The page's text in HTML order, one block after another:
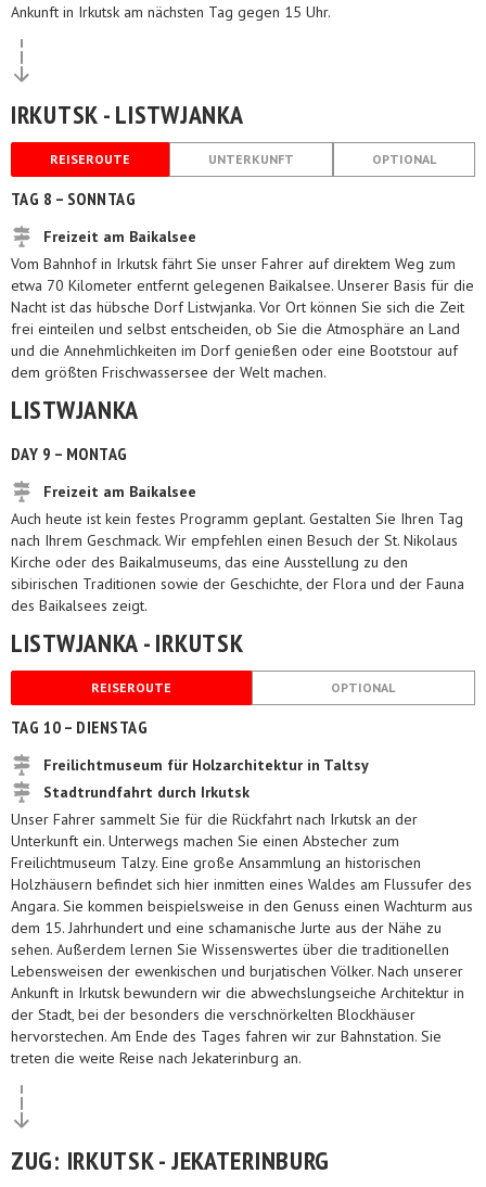
Ankunft in Irkutsk am nächsten Tag gegen 15 Uhr.
IRKUTSK - LISTWJANKA
REISEROUTE UNTERKUNFT OPTIONAL
TAG 8 – SONNTAG
Freizeit am Baikalsee
Vom Bahnhof in Irkutsk fährt Sie unser Fahrer auf direktem Weg zum
etwa 70 Kilometer entfernt gelegenen Baikalsee. Unserer Basis für die
Nacht ist das hübsche Dorf Listwjanka. Vor Ort können Sie sich die Zeit
frei einteilen und selbst entscheiden, ob Sie die Atmosphäre an Land
und die Annehmlichkeiten im Dorf genießen oder eine Bootstour auf
dem größten Frischwassersee der Welt machen.
LISTWJANKA
DAY 9 – MONTAG
Freizeit am Baikalsee
Auch heute ist kein festes Programm geplant. Gestalten Sie Ihren Tag
nach Ihrem Geschmack. Wir empfehlen einen Besuch der St. Nikolaus
Kirche oder des Baikalmuseums, das eine Ausstellung zu den
sibirischen Traditionen sowie der Geschichte, der Flora und der Fauna
des Baikalsees zeigt.
LISTWJANKA - IRKUTSK
REISEROUTE OPTIONAL
TAG 10 – DIENSTAG
Freilichtmuseum für Holzarchitektur in Taltsy
Stadtrundfahrt durch Irkutsk
Unser Fahrer sammelt Sie für die Rückfahrt nach Irkutsk an der
Unterkunft ein. Unterwegs machen Sie einen Abstecher zum
Freilichtmuseum Talzy. Eine große Ansammlung an historischen
Holzhäusern befindet sich hier inmitten eines Waldes am Flussufer des
Angara. Sie kommen beispielsweise in den Genuss einen Wachturm aus
dem 15. Jahrhundert und eine schamanische Jurte aus der Nähe zu
sehen. Außerdem lernen Sie Wissenswertes über die traditionellen
Lebensweisen der ewenkischen und burjatischen Völker. Nach unserer
Ankunft in Irkutsk bewundern wir die abwechslungseiche Architektur in
der Stadt, bei der besonders die verschnörkelten Blockhäuser
hervorstechen. Am Ende des Tages fahren wir zur Bahnstation. Sie
treten die weite Reise nach Jekaterinburg an.
ZUG: IRKUTSK - JEKATERINBURG